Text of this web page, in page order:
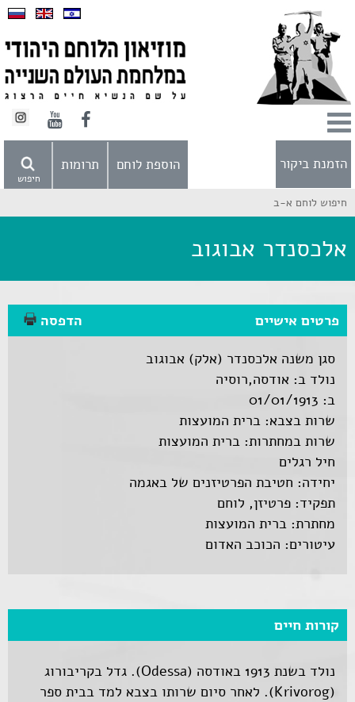
הזמנת ביקור
חיפוש
הוספת לוחם תרומות
חיפוש לוחם א-ב
אלכסנדר אבוגוב
פרטים אישיים
הדפסה
סגן משנה אלכסנדר (אלק) אבוגוב
נולד ב: אודסה,רוסיה
ב: 01/01/1913
שרות בצבא: ברית המועצות
שרות במחתרות: ברית המועצות
חיל רגלים
יחידה: חטיבת הפרטיזנים של באגמה
תפקיד: פרטיזן, לוחם
מחתרת: ברית המועצות
עיטורים: הכוכב האדום
קורות חיים
נולד בשנת 1913 באודסה (Odessa). גדל בקריבורוג
(Krivorog). לאחר סיום שרותו בצבא למד בבית ספר